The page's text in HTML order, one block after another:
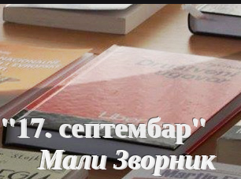
септембар"
Мали Зворник